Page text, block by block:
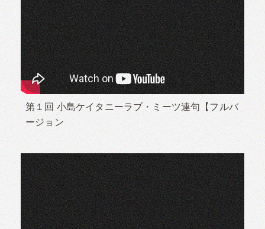
第１回 小島ケイタニーラブ・ミーツ連句【フルバ
ージョン